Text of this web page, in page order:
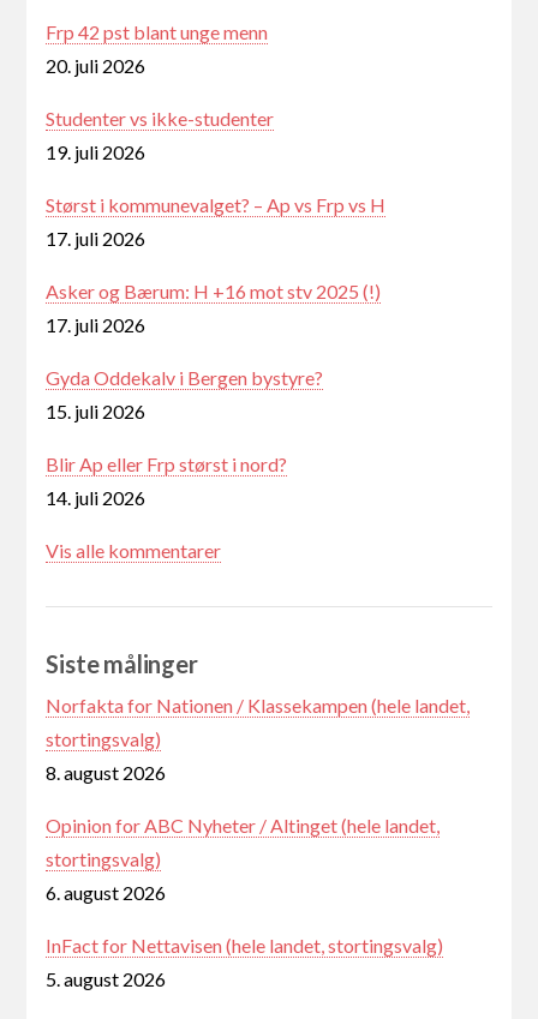
Frp 42 pst blant unge menn
20. juli 2026
Studenter vs ikke-studenter
19. juli 2026
Størst i kommunevalget? – Ap vs Frp vs H
17. juli 2026
Asker og Bærum: H +16 mot stv 2025 (!)
17. juli 2026
Gyda Oddekalv i Bergen bystyre?
15. juli 2026
Blir Ap eller Frp størst i nord?
14. juli 2026
Vis alle kommentarer
Siste målinger
Norfakta for Nationen / Klassekampen (hele landet,
stortingsvalg)
8. august 2026
Opinion for ABC Nyheter / Altinget (hele landet,
stortingsvalg)
6. august 2026
InFact for Nettavisen (hele landet, stortingsvalg)
5. august 2026